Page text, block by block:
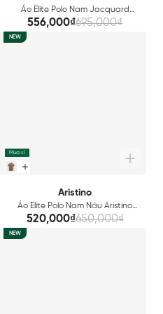
Áo Elite Polo Nam Jacquard
Aristino Slim Fit APS138S3EC
556,000₫695,000₫
NEW
Mua sỉ
Aristino
Áo Elite Polo Nam Nâu Aristino
APS165S3EC
520,000₫650,000₫
NEW